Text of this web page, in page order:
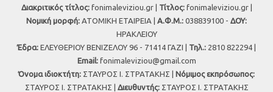
Διακριτικός τίτλος:fonimaleviziou.gr | Τίτλος:fonimaleviziou.gr |
Νομική μορφή: ΑΤΟΜΙΚΗ ΕΤΑΙΡΕΙΑ | Α.Φ.Μ.: 038839100 - ΔΟΥ:
ΗΡΑΚΛΕΙΟΥ
Έδρα: ΕΛΕΥΘΕΡΙΟΥ ΒΕΝΙΖΕΛΟΥ 96 - 71414 ΓΑΖΙ | Τηλ.: 2810 822294 |
Εmail: fonimaleviziou@gmail.com
Όνομα ιδιοκτήτη: ΣΤΑΥΡΟΣ Ι. ΣΤΡΑΤΑΚΗΣ | Νόμιμος εκπρόσωπος:
ΣΤΑΥΡΟΣ Ι. ΣΤΡΑΤΑΚΗΣ | Διευθυντής:ΣΤΑΥΡΟΣ Ι. ΣΤΡΑΤΑΚΗΣ